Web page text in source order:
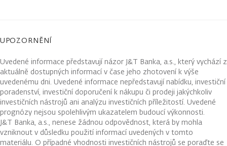
UPOZORNĚNÍ
Uvedené informace představují názor J&T Banka, a.s., který vychází z
aktuálně dostupných informací v čase jeho zhotovení k výše
uvedenému dni. Uvedené informace nepředstavují nabídku, investiční
poradenství, investiční doporučení k nákupu či prodeji jakýchkoliv
investičních nástrojů ani analýzu investičních příležitostí. Uvedené
prognózy nejsou spolehlivým ukazatelem budoucí výkonnosti.
J&T Banka, a.s., nenese žádnou odpovědnost, která by mohla
vzniknout v důsledku použití informací uvedených v tomto
materiálu. O případné vhodnosti investičních nástrojů se poraďte se